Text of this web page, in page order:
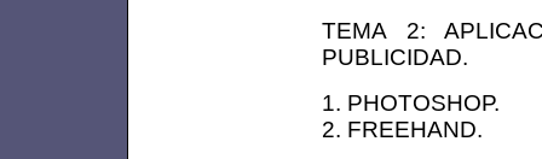
TEMA 2:
PUBLICIDAD.
1. PHOTOSHOP.
2. FREEHAND.